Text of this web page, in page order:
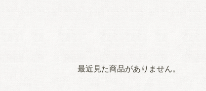
最近見た商品がありません。